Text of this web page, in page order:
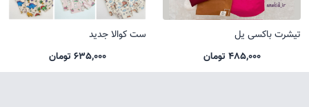
تیشرت باکسی یل
485,000 تومان
ست کوالا جدید
635,000 تومان